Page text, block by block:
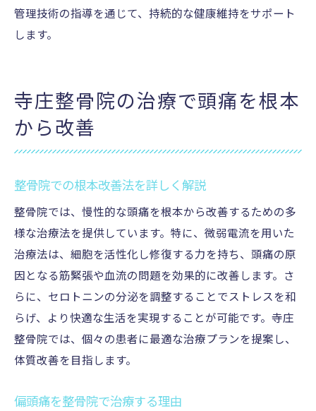
管理技術の指導を通じて、持続的な健康維持をサポート
します。
寺庄整骨院の治療で頭痛を根本
から改善
整骨院での根本改善法を詳しく解説
整骨院では、慢性的な頭痛を根本から改善するための多
様な治療法を提供しています。特に、微弱電流を用いた
治療法は、細胞を活性化し修復する力を持ち、頭痛の原
因となる筋緊張や血流の問題を効果的に改善します。さ
らに、セロトニンの分泌を調整することでストレスを和
らげ、より快適な生活を実現することが可能です。寺庄
整骨院では、個々の患者に最適な治療プランを提案し、
体質改善を目指します。
偏頭痛を整骨院で治療する理由